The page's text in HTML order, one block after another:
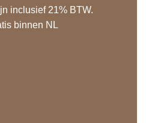
inclusief 21% BTW.
binnen NL